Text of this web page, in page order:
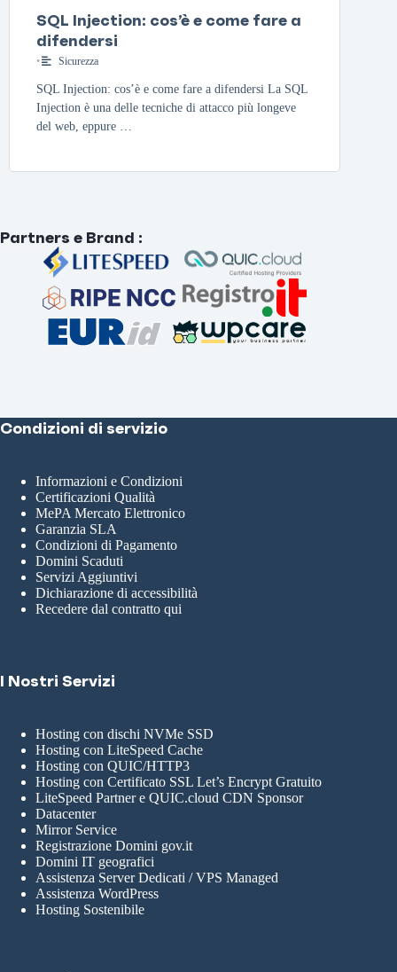
SQL Injection: cos’è e come fare a
difendersi
• Sicurezza
SQL Injection: cos’è e come fare a difendersi La SQL
Injection è una delle tecniche di attacco più longeve
del web, eppure …
Partners e Brand :
Condizioni di servizio
Informazioni e Condizioni
Certificazioni Qualità
MePA Mercato Elettronico
Garanzia SLA
Condizioni di Pagamento
Domini Scaduti
Servizi Aggiuntivi
Dichiarazione di accessibilità
Recedere dal contratto qui
I Nostri Servizi
Hosting con dischi NVMe SSD
Hosting con LiteSpeed Cache
Hosting con QUIC/HTTP3
Hosting con Certificato SSL Let’s Encrypt Gratuito
LiteSpeed Partner e QUIC.cloud CDN Sponsor
Datacenter
Mirror Service
Registrazione Domini gov.it
Domini IT geografici
Assistenza Server Dedicati / VPS Managed
Assistenza WordPress
Hosting Sostenibile